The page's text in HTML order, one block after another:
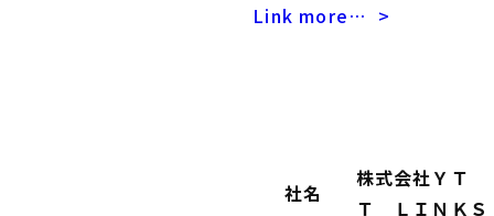
Link more… >
社名
株式会社ＹＴ
Ｔ ＬＩＮＫＳ